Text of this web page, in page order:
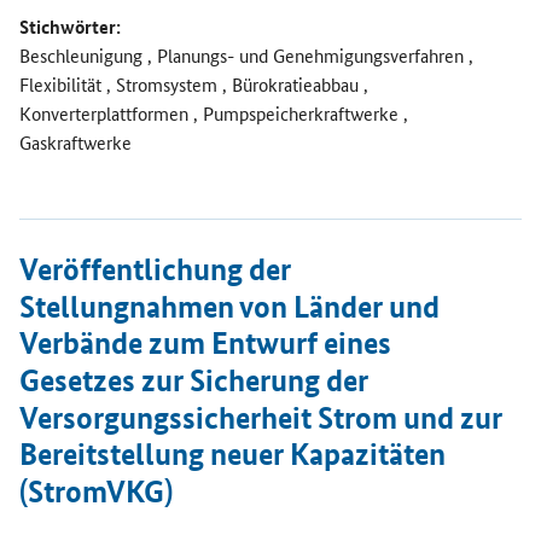
Stichwörter:
Beschleunigung , Planungs- und Genehmigungsverfahren ,
Flexibilität , Stromsystem , Bürokratieabbau ,
Konverterplattformen , Pumpspeicherkraftwerke ,
Gaskraftwerke
Veröffentlichung der
Stellungnahmen von Länder und
Verbände zum Entwurf eines
Gesetzes zur Sicherung der
Versorgungssicherheit Strom und zur
Bereitstellung neuer Kapazitäten
(StromVKG)
Öffnet Einzelsicht